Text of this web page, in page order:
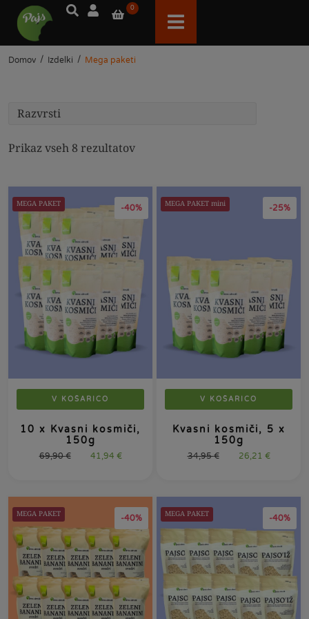
0
Domov / Izdelki / Mega paketi
Prikaz vseh 8 rezultatov
-40%
MEGA PAKET
V KOŠARICO
10 x Kvasni kosmiči,
150g
69,90€ 41,94 €
-25%
MEGA PAKET mini
V KOŠARICO
Kvasni kosmiči, 5 x
150g
34,95€ 26,21 €
-40%
MEGA PAKET -40%
MEGA PAKET